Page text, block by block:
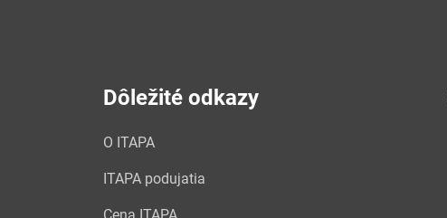
Dôležité odkazy
O ITAPA
ITAPA podujatia